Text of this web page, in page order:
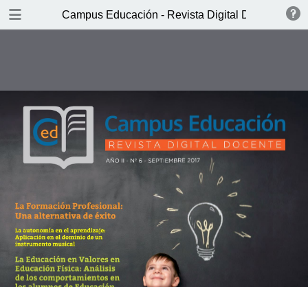
Campus Educación - Revista Digital Docente Nº6
DOWNLOAD